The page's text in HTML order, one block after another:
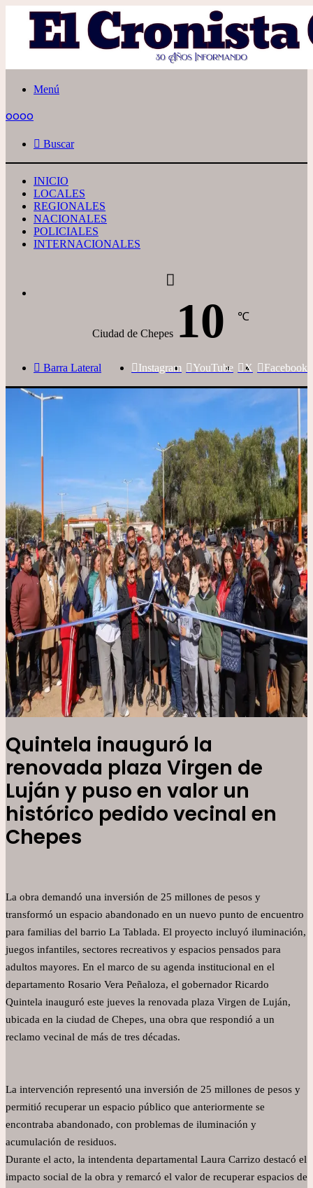
Menú
oooo
Buscar
INICIO
LOCALES
REGIONALES
NACIONALES
POLICIALES
INTERNACIONALES
Ciudad de Chepes 10 ℃
Facebook
X
YouTube
Instagram
Barra Lateral
Quintela inauguró la
renovada plaza Virgen de
Luján y puso en valor un
histórico pedido vecinal en
Chepes
La obra demandó una inversión de 25 millones de pesos y
transformó un espacio abandonado en un nuevo punto de encuentro
para familias del barrio La Tablada. El proyecto incluyó iluminación,
juegos infantiles, sectores recreativos y espacios pensados para
adultos mayores. En el marco de su agenda institucional en el
departamento Rosario Vera Peñaloza, el gobernador Ricardo
Quintela inauguró este jueves la renovada plaza Virgen de Luján,
ubicada en la ciudad de Chepes, una obra que respondió a un
reclamo vecinal de más de tres décadas.
La intervención representó una inversión de 25 millones de pesos y
permitió recuperar un espacio público que anteriormente se
encontraba abandonado, con problemas de iluminación y
acumulación de residuos.
Durante el acto, la intendenta departamental Laura Carrizo destacó el
impacto social de la obra y remarcó el valor de recuperar espacios de